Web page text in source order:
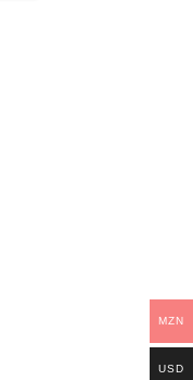
MZN
USD